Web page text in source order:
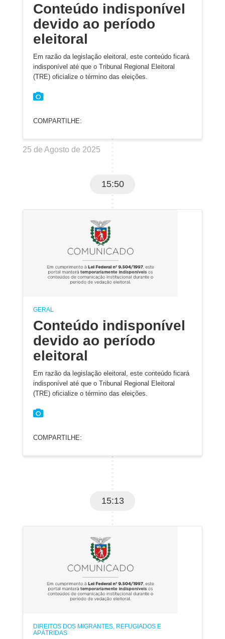
Conteúdo indisponível
devido ao período
eleitoral
Em razão da legislação eleitoral, este conteúdo ficará
indisponível até que o Tribunal Regional Eleitoral
(TRE) oficialize o término das eleições.
COMPARTILHE:
25 de Agosto de 2025
15:50
GERAL
Conteúdo indisponível
devido ao período
eleitoral
Em razão da legislação eleitoral, este conteúdo ficará
indisponível até que o Tribunal Regional Eleitoral
(TRE) oficialize o término das eleições.
COMPARTILHE:
15:13
DIREITOS DOS MIGRANTES, REFUGIADOS E
APÁTRIDAS